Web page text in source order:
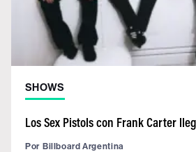
SHOWS
Los Sex Pistols con Frank Carter
Por Billboard Argentina